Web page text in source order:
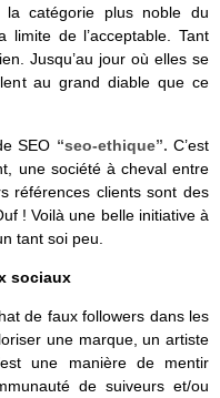
la catégorie plus noble du
limite de l’acceptable. Tant
Jusqu’au jour où elles se
au grand diable que ce
SEO “seo-ethique”. C’est
une société à cheval entre
références clients sont des
! Voilà une belle initiative à
tant soi peu.
sociaux
de faux followers dans les
une marque, un artiste
une manière de mentir
de suiveurs et/ou